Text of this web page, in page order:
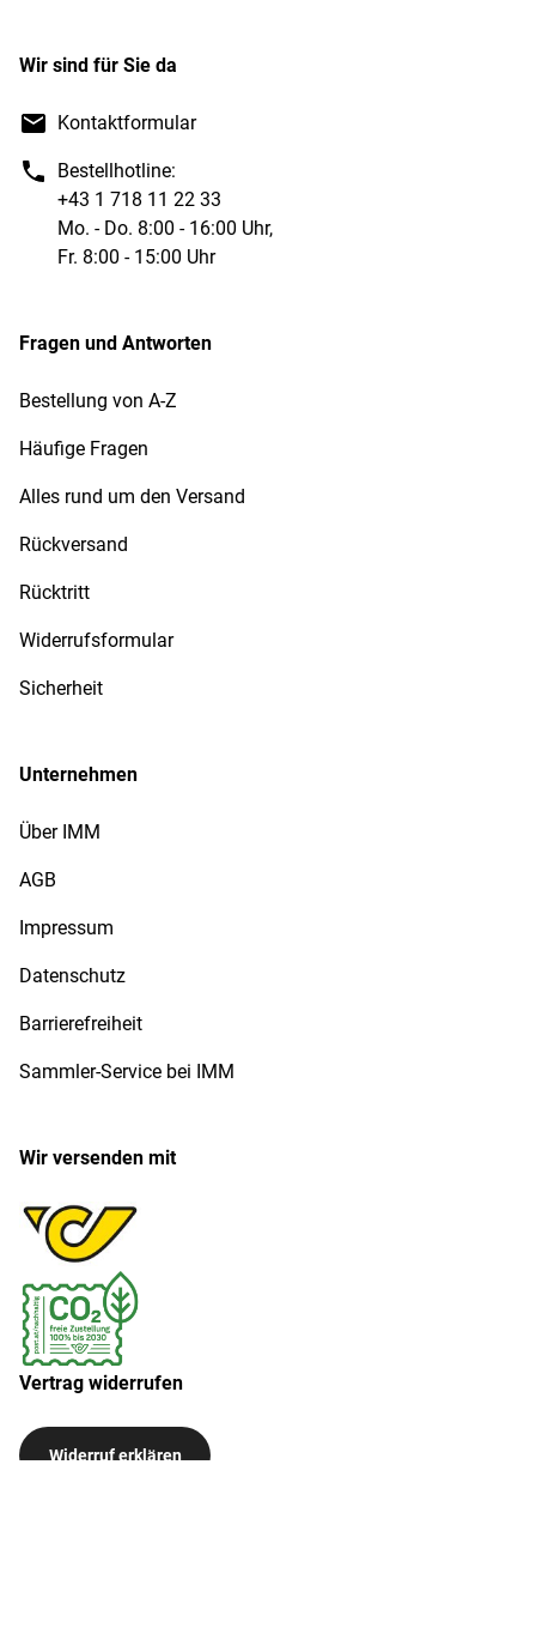
Wir sind für Sie da
Kontaktformular
Bestellhotline:
+43 1 718 11 22 33
Mo. - Do. 8:00 - 16:00 Uhr,
Fr. 8:00 - 15:00 Uhr
Fragen und Antworten
Bestellung von A-Z
Häufige Fragen
Alles rund um den Versand
Rückversand
Rücktritt
Widerrufsformular
Sicherheit
Unternehmen
Über IMM
AGB
Impressum
Datenschutz
Barrierefreiheit
Sammler-Service bei IMM
Wir versenden mit
Vertrag widerrufen
Widerruf erklären